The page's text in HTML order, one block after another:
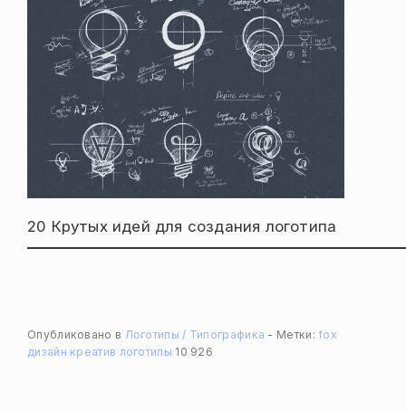
20 Крутых идей для создания логотипа
Опубликовано в Логотипы / Типографика Метки:fox
дизайн креатив логотипы 10 926